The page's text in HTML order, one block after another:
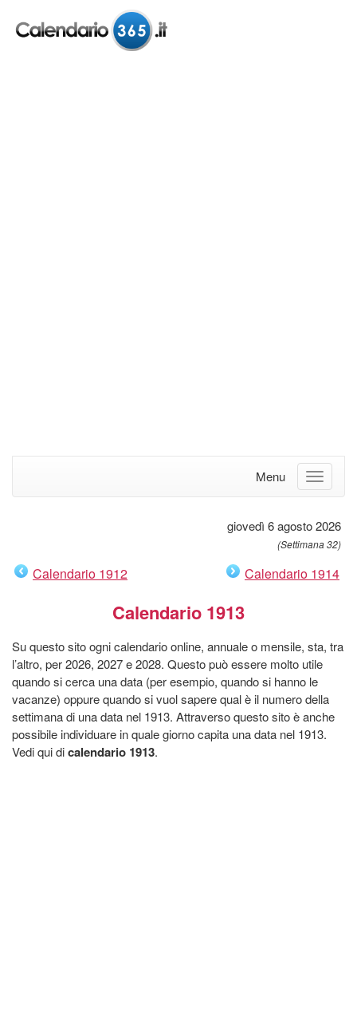
Menu
giovedì 6 agosto 2026
(Settimana 32)
Calendario 1912 Calendario 1914
Calendario 1913
Su questo sito ogni calendario online, annuale o mensile, sta, tra
l’altro, per 2026, 2027 e 2028. Questo può essere molto utile
quando si cerca una data (per esempio, quando si hanno le
vacanze) oppure quando si vuol sapere qual è il numero della
settimana di una data nel 1913. Attraverso questo sito è anche
possibile individuare in quale giorno capita una data nel 1913.
Vedi qui dicalendario 1913.